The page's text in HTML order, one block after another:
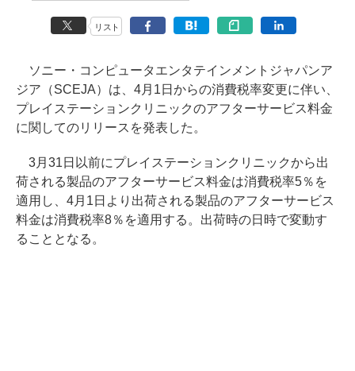
リスト
ソニー・コンピュータエンタテインメントジャパンア
ジア（SCEJA）は、4月1日からの消費税率変更に伴い、
プレイステーションクリニックのアフターサービス料金
に関してのリリースを発表した。
3月31日以前にプレイステーションクリニックから出
荷される製品のアフターサービス料金は消費税率5％を
適用し、4月1日より出荷される製品のアフターサービス
料金は消費税率8％を適用する。出荷時の日時で変動す
ることとなる。